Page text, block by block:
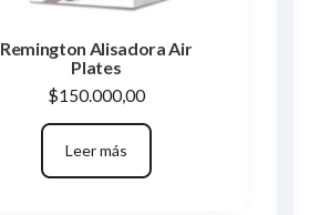
Remington Alisadora Air
Plates
$150.000,00
Leer más